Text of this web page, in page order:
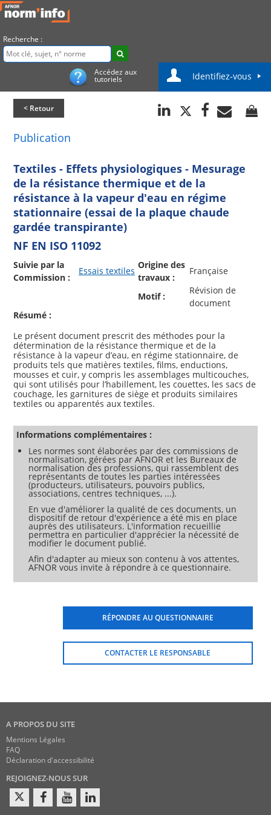
Recherche :
Accédez aux
tutoriels Identifiez-vous
< Retour
Publication
Textiles - Effets physiologiques - Mesurage
de la résistance thermique et de la
résistance à la vapeur d'eau en régime
stationnaire (essai de la plaque chaude
gardée transpirante)
NF EN ISO 11092
Suivie par la
Commission :
Essais textiles
Origine des
travaux :
Française
Motif :
Révision de
document
Résumé :
Le présent document prescrit des méthodes pour la
détermination de la résistance thermique et de la
résistance à la vapeur d’eau, en régime stationnaire, de
produits tels que matières textiles, films, enductions,
mousses et cuir, y compris les assemblages multicouches,
qui sont utilisés pour l’habillement, les couettes, les sacs de
couchage, les garnitures de siège et produits similaires
textiles ou apparentés aux textiles.
Informations complémentaires :
Les normes sont élaborées par des commissions de
normalisation, gérées par AFNOR et les Bureaux de
normalisation des professions, qui rassemblent des
représentants de toutes les parties intéressées
(producteurs, utilisateurs, pouvoirs publics,
associations, centres techniques, ...).
En vue d'améliorer la qualité de ces documents, un
dispositif de retour d'expérience a été mis en place
auprès des utilisateurs. L'information recueillie
permettra en particulier d'apprécier la nécessité de
modifier le document publié.
Afin d'adapter au mieux son contenu à vos attentes,
AFNOR vous invite à répondre à ce questionnaire.
RÉPONDRE AU QUESTIONNAIRE
CONTACTER LE RESPONSABLE
A PROPOS DU SITE
Mentions Légales
FAQ
Déclaration d'accessibilité
REJOIGNEZ-NOUS SUR